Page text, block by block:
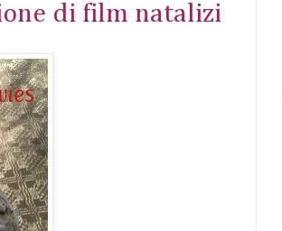
di film natalizi